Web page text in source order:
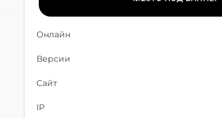
Онлайн
Версии
Сайт
IP